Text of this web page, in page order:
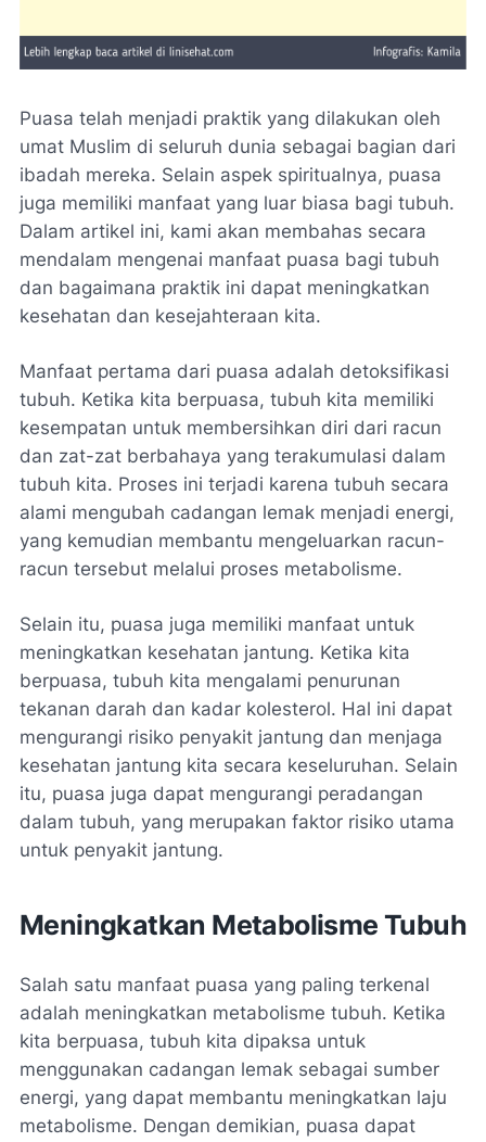
Puasa telah menjadi praktik yang dilakukan oleh
umat Muslim di seluruh dunia sebagai bagian dari
ibadah mereka. Selain aspek spiritualnya, puasa
juga memiliki manfaat yang luar biasa bagi tubuh.
Dalam artikel ini, kami akan membahas secara
mendalam mengenai manfaat puasa bagi tubuh
dan bagaimana praktik ini dapat meningkatkan
kesehatan dan kesejahteraan kita.
Manfaat pertama dari puasa adalah detoksifikasi
tubuh. Ketika kita berpuasa, tubuh kita memiliki
kesempatan untuk membersihkan diri dari racun
dan zat-zat berbahaya yang terakumulasi dalam
tubuh kita. Proses ini terjadi karena tubuh secara
alami mengubah cadangan lemak menjadi energi,
yang kemudian membantu mengeluarkan racun-
racun tersebut melalui proses metabolisme.
Selain itu, puasa juga memiliki manfaat untuk
meningkatkan kesehatan jantung. Ketika kita
berpuasa, tubuh kita mengalami penurunan
tekanan darah dan kadar kolesterol. Hal ini dapat
mengurangi risiko penyakit jantung dan menjaga
kesehatan jantung kita secara keseluruhan. Selain
itu, puasa juga dapat mengurangi peradangan
dalam tubuh, yang merupakan faktor risiko utama
untuk penyakit jantung.
Meningkatkan Metabolisme Tubuh
Salah satu manfaat puasa yang paling terkenal
adalah meningkatkan metabolisme tubuh. Ketika
kita berpuasa, tubuh kita dipaksa untuk
menggunakan cadangan lemak sebagai sumber
energi, yang dapat membantu meningkatkan laju
metabolisme. Dengan demikian, puasa dapat